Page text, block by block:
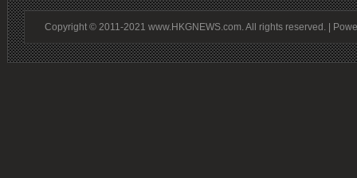
Copyright © 2011-2021 www.HKGNEWS.com. All rights reserved. |